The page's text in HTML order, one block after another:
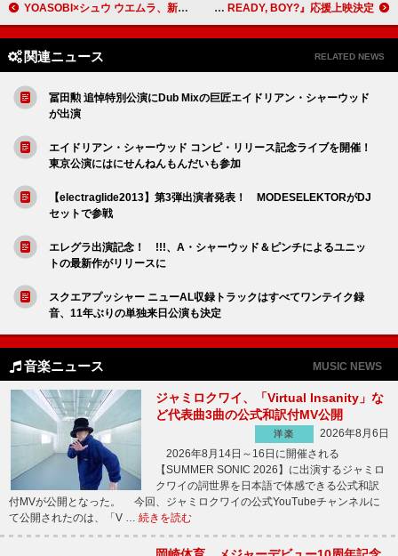
YOASOBI×シュウ ウエムラ、新ムービー＆ビジュアル公開 ヤングブラッド、映画『YUNGBLUD. ARE YOU READY, BOY?』応援上映決定
関連ニュース RELATED NEWS
冨田勲 追悼特別公演にDub Mixの巨匠エイドリアン・シャーウッド
が出演
エイドリアン・シャーウッド コンピ・リリース記念ライブを開催！
東京公演にはにせんねんもんだいも参加
【electraglide2013】第3弾出演者発表！ MODESELEKTORがDJ
セットで参戦
エレグラ出演記念！ !!!、A・シャーウッド＆ピンチによるユニッ
トの最新作がリリースに
スクエアプッシャー ニューAL収録トラックはすべてワンテイク録
音、11年ぶりの単独来日公演も決定
音楽ニュース MUSIC NEWS
ジャミロクワイ、「Virtual Insanity」な
ど代表曲3曲の公式和訳付MV公開
洋楽
2026年8月6日
2026年8月14日～16日に開催される
【SUMMER SONIC 2026】に出演するジャミロ
クワイの詞世界を日本語で体感できる公式和訳
付MVが公開となった。 今回、ジャミロクワイの公式YouTubeチャンネルに
て公開されたのは、「V … 続きを読む